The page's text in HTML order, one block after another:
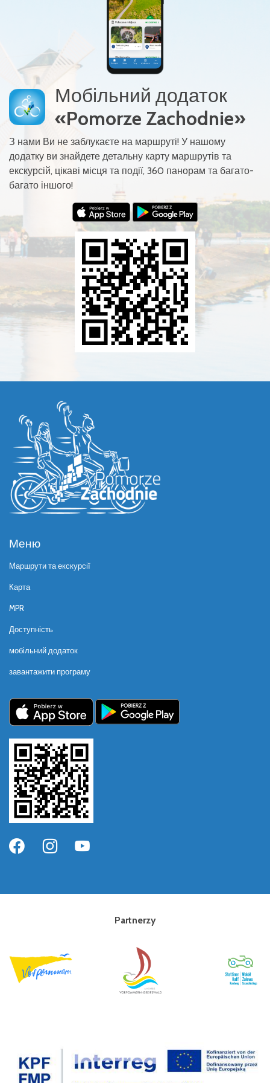
Мобільний додаток
«Pomorze Zachodnie»
З нами Ви не заблукаєте на маршруті! У нашому
додатку ви знайдете детальну карту маршрутів та
екскурсій, цікаві місця та події, 360 панорам та багато-
багато іншого!
Меню
Маршрути та екскурсії
Карта
MPR
Доступність
мобільний додаток
завантажити програму
Partnerzy